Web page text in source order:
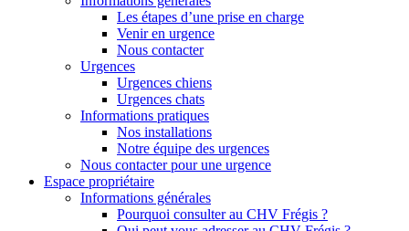
Les étapes d’une prise en charge
Venir en urgence
Nous contacter
Urgences
Urgences chiens
Urgences chats
Informations pratiques
Nos installations
Notre équipe des urgences
Nous contacter pour une urgence
Espace propriétaire
Informations générales
Pourquoi consulter au CHV Frégis ?